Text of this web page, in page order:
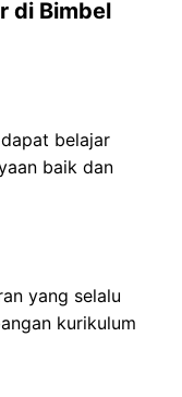
di Bimbel
belajar
baik dan
yang selalu
kurikulum